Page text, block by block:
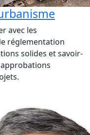
avec les
réglementation
solides et savoir-